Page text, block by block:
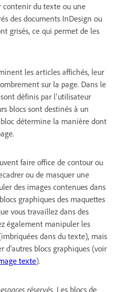
contenir du texte ou une
des documents InDesign ou
grisés, ce qui permet de les
les articles affichés, leur
sur la page. Dans le
définis par l’utilisateur
blocs sont destinés à un
détermine la manière dont
faire office de contour ou
ou de masquer une
des images contenues dans
graphiques des maquettes
vous travaillez dans des
également manipuler les
dans du texte), mais
d’autres blocs graphiques (voir
texte).
espaces réservés. Les blocs de